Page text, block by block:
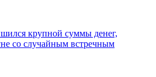
крупной суммы денег,
со случайным встречным